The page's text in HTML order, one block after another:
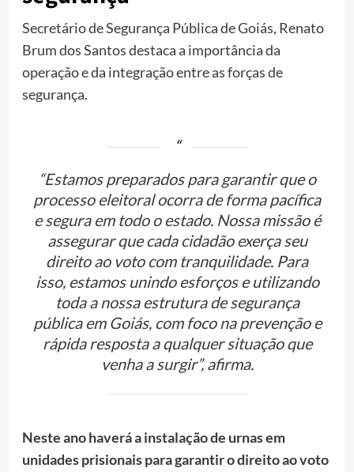
Secretário de Segurança Pública de Goiás, Renato
Brum dos Santos destaca a importância da
operação e da integração entre as forças de
segurança.
“Estamos preparados para garantir que o
processo eleitoral ocorra de forma pacífica
e segura em todo o estado. Nossa missão é
assegurar que cada cidadão exerça seu
direito ao voto com tranquilidade. Para
isso, estamos unindo esforços e utilizando
toda a nossa estrutura de segurança
pública em Goiás, com foco na prevenção e
rápida resposta a qualquer situação que
venha a surgir”, afirma.
Neste ano haverá a instalação de urnas em
unidades prisionais para garantir o direito ao voto